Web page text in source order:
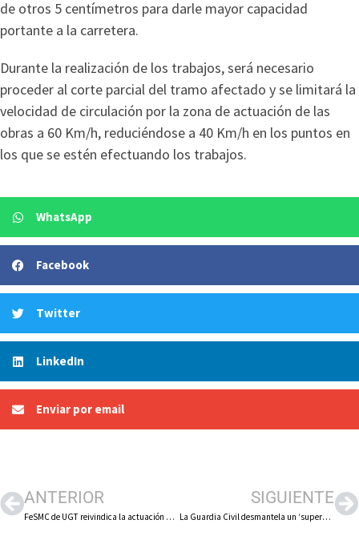
de otros 5 centímetros para darle mayor capacidad
portante a la carretera.
Durante la realización de los trabajos, será necesario
proceder al corte parcial del tramo afectado y se limitará la
velocidad de circulación por la zona de actuación de las
obras a 60 Km/h, reduciéndose a 40 Km/h en los puntos en
los que se estén efectuando los trabajos.
WhatsApp
Facebook
Twitter
LinkedIn
Enviar por email
ANTERIOR
FeSMC de UGT reivindica la actuación de los vigilantes de seguridad en el polígono La Maja de Arnedo
SIGUIENTE
La Guardia Civil desmantela un ‘supermercado de la droga’ que operaba desde una vivienda en Arnedo